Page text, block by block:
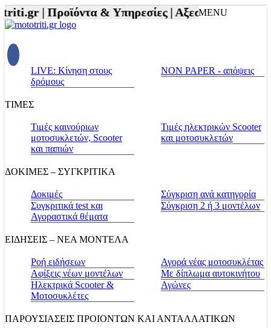
|Προϊόντα & Υπηρεσίες |Αξεσουάρ Αναβάτη
MENU
LIVE: Κίνηση στους
δρόμους
NON PAPER - απόψεις
ΤΙΜΕΣ
Τιμές καινούριων
μοτοσυκλετών, Scooter
και παπιών
Τιμές ηλεκτρικών Scooter
και μοτοσυκλετών
ΔΟΚΙΜΕΣ – ΣΥΓΚΡΙΤΙΚΑ
Δοκιμές
Συγκριτικά test και
Αγοραστικά θέματα
Σύγκριση ανά κατηγορία
Σύγκριση 2 ή 3 μοντέλων
ΕΙΔΗΣΕΙΣ – ΝΕΑ ΜΟΝΤΕΛΑ
Ροή ειδήσεων
Αφίξεις νέων μοντέλων
Ηλεκτρικά Scooter &
Μοτοσυκλέτες
Αγορά νέας μοτοσυκλέτας
Με δίπλωμα αυτοκινήτου
Αγώνες
ΠΑΡΟΥΣΙΑΣΕΙΣ ΠΡΟΙΟΝΤΩΝ ΚΑΙ ΑΝΤΑΛΛΑΤΙΚΩΝ